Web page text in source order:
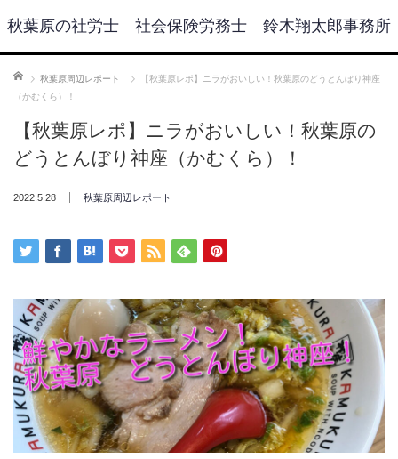
秋葉原の社労士 社会保険労務士 鈴木翔太郎事務所
ホーム 秋葉原周辺レポート
【秋葉原レポ】ニラがおいしい！秋葉原のどうとんぼり神座
（かむくら）！
【秋葉原レポ】ニラがおいしい！秋葉原の
どうとんぼり神座（かむくら）！
2022.5.28 秋葉原周辺レポート